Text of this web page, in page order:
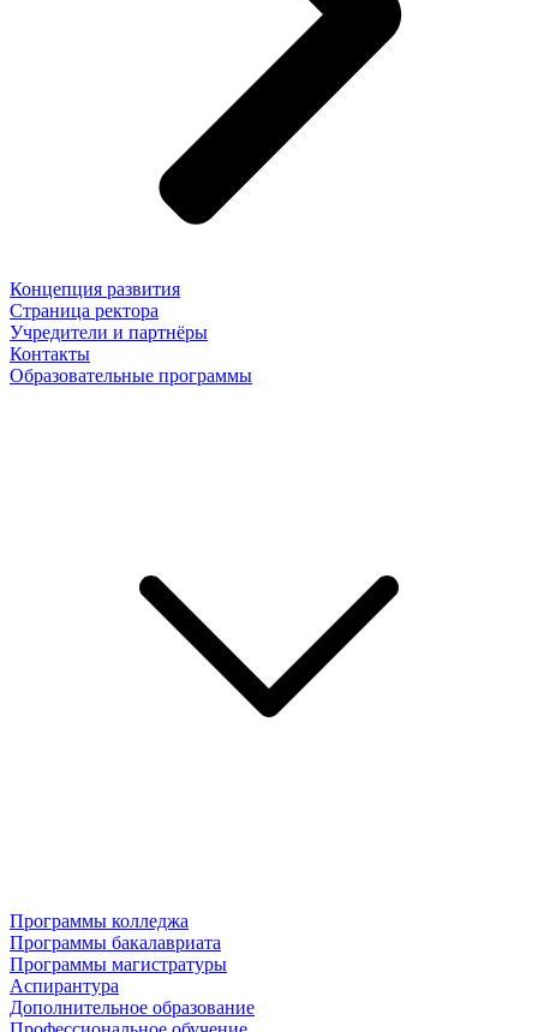
Концепция развития
Страница ректора
Учредители и партнёры
Контакты
Образовательные программы
Программы колледжа
Программы бакалавриата
Программы магистратуры
Аспирантура
Дополнительное образование